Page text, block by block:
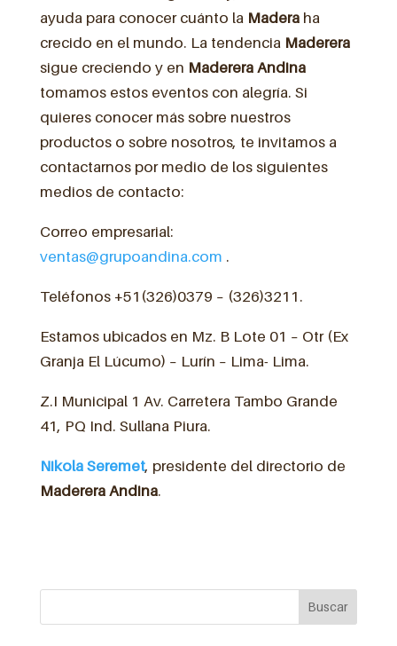
ayuda para conocer cuánto la Maderaha
crecido en el mundo. La tendencia Maderera
sigue creciendo y en Maderera Andina
tomamos estos eventos con alegría. Si
quieres conocer más sobre nuestros
productos o sobre nosotros, te invitamos a
contactarnos por medio de los siguientes
medios de contacto:
Correo empresarial:
ventas@grupoandina.com .
Teléfonos +51(326)0379 – (326)3211.
Estamos ubicados en Mz. B Lote 01 – Otr (Ex
Granja El Lúcumo) – Lurín – Lima- Lima.
Z.I Municipal 1 Av. Carretera Tambo Grande
41, PQ Ind. Sullana Piura.
Nikola Seremet, presidente del directorio de
Maderera Andina.